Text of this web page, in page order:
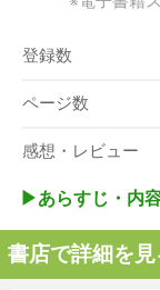
登録数
ページ数
感想・レビュー
▶︎あらすじ・内
書店で詳細を見